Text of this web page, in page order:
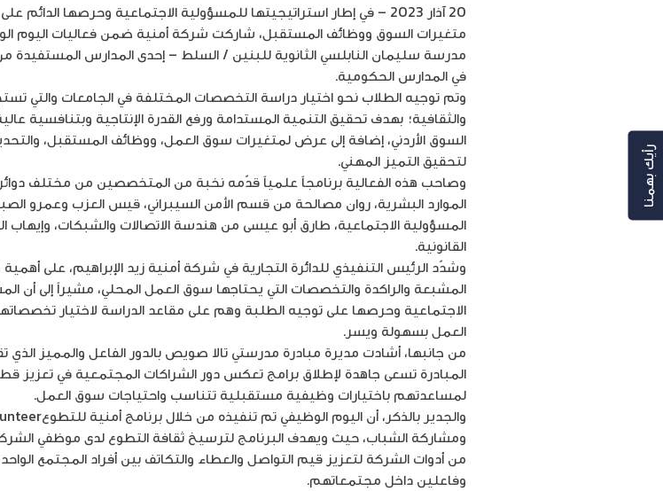
20 آذار 2023 – في إطار استراتيجيتها للمسؤولية الاجتماعية وحرصها
متغيرات السوق ووظائف المستقبل، شاركت شركة أمنية ضمن فعاليات اليوم
مدرسة سليمان النابلسي الثانوية للبنين / السلط – إحدى المدارس المستفيدة
في المدارس الحكومية.
وتم توجيه الطلاب نحو اختيار دراسة التخصصات المختلفة في الجامعات والتي
والثقافية؛ بهدف تحقيق التنمية المستدامة ورفع القدرة الإنتاجية وبتنافسية
السوق الأردني، إضافة إلى عرض لمتغيرات سوق العمل، ووظائف المستقبل،
لتحقيق التميز المهني.
وصاحب هذه الفعالية برنامجاً علمياً قدّمه نخبة من المتخصصين من مختلف
الموارد البشرية، روان مصالحة من قسم الأمن السيبراني، قيس العزب وعمرو
المسؤولية الاجتماعية، طارق أبو عيسى من هندسة الاتصالات والشبكات،
القانونية.
وشدّد الرئيس التنفيذي للدائرة التجارية في شركة أمنية زيد الإبراهيم، على
المشبعة والراكدة والتخصصات التي يحتاجها سوق العمل المحلي، مشيراً إلى أن
الاجتماعية وحرصها على توجيه الطلبة وهم على مقاعد الدراسة لاختيار
العمل بسهولة ويسر.
من جانبها، أشادت مديرة مبادرة مدرستي تالا صويص بالدور الفاعل والمميز
المبادرة تسعى جاهدة لإطلاق برامج تعكس دور الشراكات المجتمعية في تعزيز
لمساعدتهم باختيارات وظيفية مستقبلية تتناسب واحتياجات سوق العمل.
ومشاركة الشباب، حيث ويهدف البرنامج لترسيخ ثقافة التطوع لدى موظفي
من أدوات الشركة لتعزيز قيم التواصل والعطاء والتكاتف بين أفراد المجتمع
وفاعلين داخل مجتمعاتهم.
رأيك بهمنا